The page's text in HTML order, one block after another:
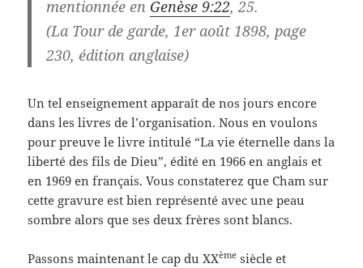
mentionnée en Genèse 9:22, 25.
(La Tour de garde, 1er août 1898, page
230, édition anglaise)
Un tel enseignement apparaît de nos jours encore
dans les livres de l’organisation. Nous en voulons
pour preuve le livre intitulé “La vie éternelle dans la
liberté des fils de Dieu”, édité en 1966 en anglais et
en 1969 en français. Vous constaterez que Cham sur
cette gravure est bien représenté avec une peau
sombre alors que ses deux frères sont blancs.
Passons maintenant le cap du XXème siècle et